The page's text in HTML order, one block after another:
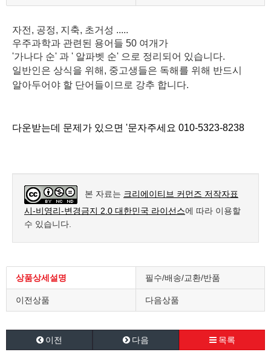
자전, 공정, 지축, 초거성 .....
우주과학과 관련된 용어들 50 여개가
'가나다 순' 과 ' 알파벳 순' 으로 정리되어 있습니다.
일반인은 상식을 위해, 중고생들은 독해를 위해 반드시
알아두어야 할 단어들이므로 강추 합니다.
다운받는데 문제가 있으면 '문자주세요 010-5323-8238
본 자료는 크리에이티브 커먼즈 저작자표
시-비영리-변경금지 2.0 대한민국 라이선스에 따라 이용할
수 있습니다.
상품상세설명 필수/배송/교환/반품
이전상품 다음상품
이전 다음 목록